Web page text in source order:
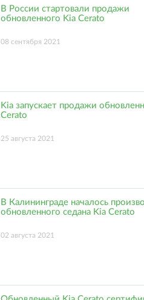
В России стартовали продажи
обновленного Kia Cerato
08 сентября 2021
Kia запускает продажи
Cerato
25 августа 2021
В Калининграде началось
обновленного седана Kia Cerato
02 августа 2021